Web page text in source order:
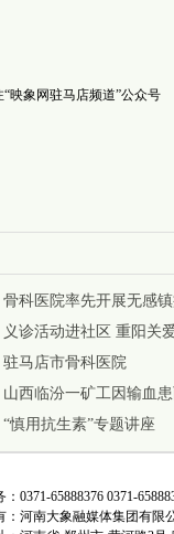
映象网驻马店频道”公众号
骨科医院率先开展无感
义诊活动进社区 重阳关
驻马店市骨科医院
山西临汾一矿工因输血
疗费
“慎用抗生素”专题讲座
：0371-65888376 0371-
：河南大象融媒体集团有限